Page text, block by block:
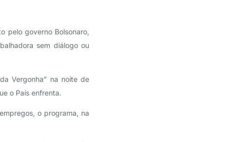
pelo governo Bolsonaro,
sem diálogo ou
Vergonha” na noite de
o País enfrenta.
o programa, na